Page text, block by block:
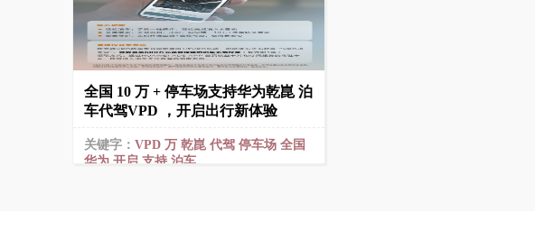
全国 10 万 + 停车场支持华为乾崑 泊
车代驾VPD ，开启出行新体验
关键字： VPD 万 乾崑 代驾 停车场 全国
华为 开启 支持 泊车